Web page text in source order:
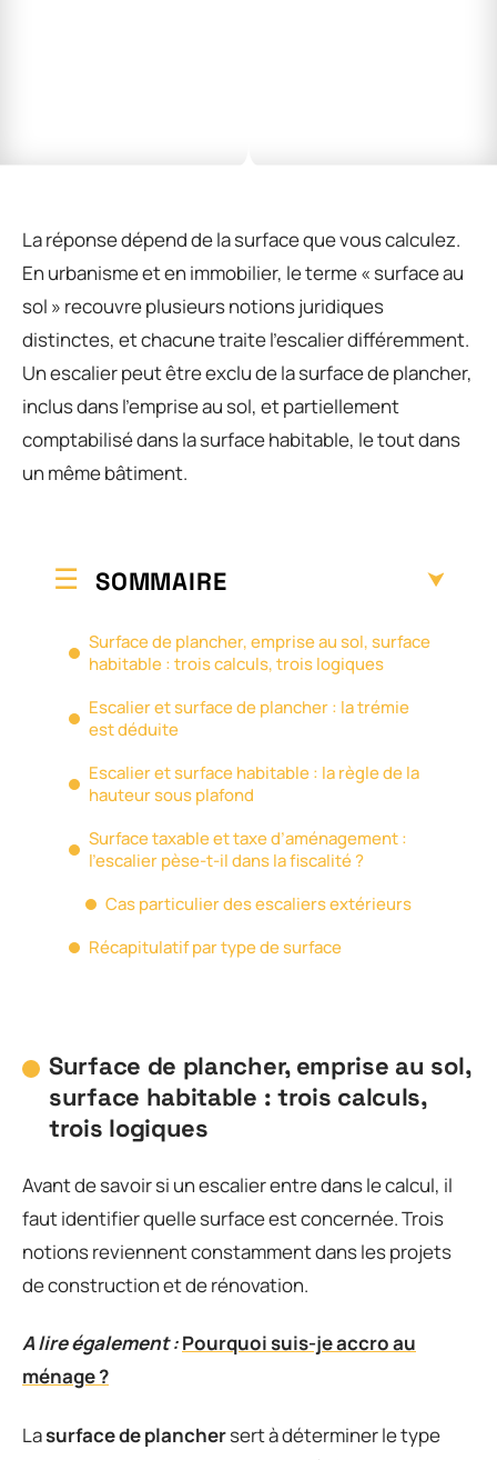
La réponse dépend de la surface que vous calculez.
En urbanisme et en immobilier, le terme « surface au
sol » recouvre plusieurs notions juridiques
distinctes, et chacune traite l’escalier différemment.
Un escalier peut être exclu de la surface de plancher,
inclus dans l’emprise au sol, et partiellement
comptabilisé dans la surface habitable, le tout dans
un même bâtiment.
SOMMAIRE
Surface de plancher, emprise au sol, surface
habitable : trois calculs, trois logiques
Escalier et surface de plancher : la trémie
est déduite
Escalier et surface habitable : la règle de la
hauteur sous plafond
Surface taxable et taxe d’aménagement :
l’escalier pèse-t-il dans la fiscalité ?
Cas particulier des escaliers extérieurs
Récapitulatif par type de surface
Surface de plancher, emprise au sol,
surface habitable : trois calculs,
trois logiques
Avant de savoir si un escalier entre dans le calcul, il
faut identifier quelle surface est concernée. Trois
notions reviennent constamment dans les projets
de construction et de rénovation.
A lire également :Pourquoi suis-je accro au
ménage ?
Lasurface de planchersert à déterminer le type